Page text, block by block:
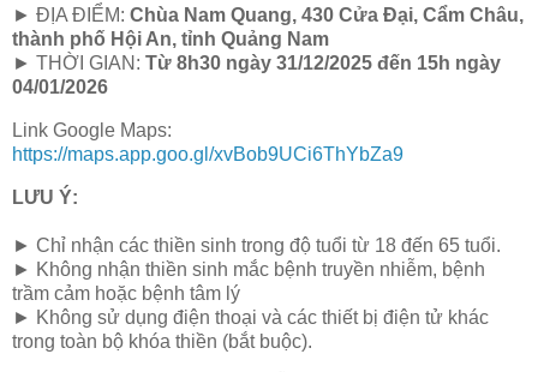
► ĐỊA ĐIỂM: Chùa Nam Quang, 430 Cửa Đại, Cẩm Châu,
thành phố Hội An, tỉnh Quảng Nam
► THỜI GIAN: Từ 8h30 ngày 31/12/2025 đến 15h ngày
04/01/2026
Link Google Maps:
https://maps.app.goo.gl/xvBob9UCi6ThYbZa9
LƯU Ý:
► Chỉ nhận các thiền sinh trong độ tuổi từ 18 đến 65 tuổi.
► Không nhận thiền sinh mắc bệnh truyền nhiễm, bệnh
trầm cảm hoặc bệnh tâm lý
► Không sử dụng điện thoại và các thiết bị điện tử khác
trong toàn bộ khóa thiền (bắt buộc).